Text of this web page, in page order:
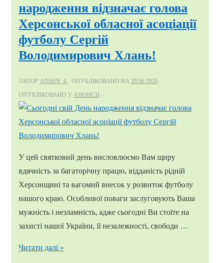
народження відзначає голова
Херсонської обласної асоціації
футболу Сергій
Володимирович Хлань!
АВТОР ADMIN_4 ОПУБЛІКОВАНО НА 29.06.2026
ОПУБЛІКОВАНО У АНОНСИ
У цей святковий день висловлюємо Вам щиру
вдячність за багаторічну працю, відданість рідній
Херсонщині та вагомий внесок у розвиток футболу
нашого краю. Особливої поваги заслуговують Ваша
мужність і незламність, адже сьогодні Ви стоїте на
захисті нашої України, її незалежності, свободи …
Сьогодні
Читати далі »